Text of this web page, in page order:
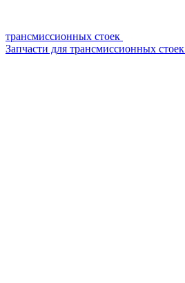
трансмиссионных стоек
Запчасти для трансмиссионных стоек